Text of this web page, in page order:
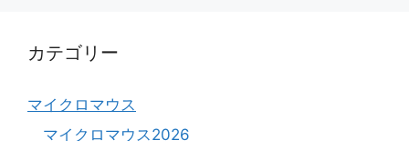
カテゴリー
マイクロマウス
マイクロマウス2026